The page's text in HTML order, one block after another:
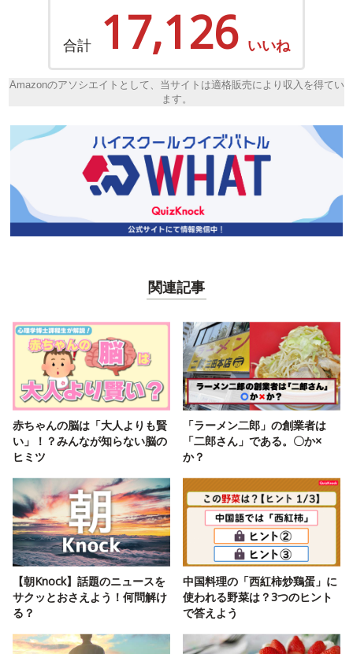
合計 17,126 いいね
Amazonのアソシエイトとして、当サイトは適格販売により収入を得てい
ます。
関連記事
赤ちゃんの脳は「大人よりも賢
い」！？みんなが知らない脳の
ヒミツ
「ラーメン二郎」の創業者は
「二郎さん」である。〇か×
か？
【朝Knock】話題のニュースを
サクッとおさえよう！何問解け
る？
中国料理の「西紅柿炒鶏蛋」に
使われる野菜は？3つのヒント
で答えよう